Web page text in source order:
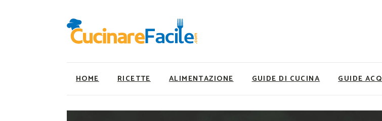
HOME RICETTE
Ricette Facili e Veloci
ALIMENTAZIONE
Utility
GUIDE DI CUCINA GUIDE